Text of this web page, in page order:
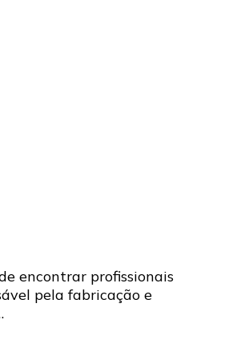
encontrar profissionais
pela fabricação e